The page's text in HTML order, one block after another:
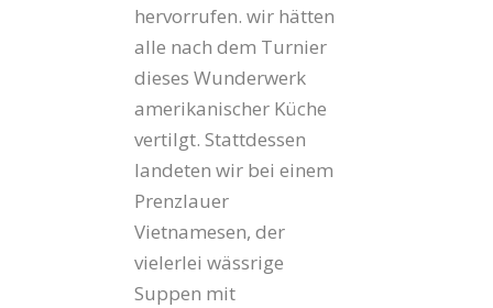
hervorrufen. wir hätten
alle nach dem Turnier
dieses Wunderwerk
amerikanischer Küche
vertilgt. Stattdessen
landeten wir bei einem
Prenzlauer
Vietnamesen, der
vielerlei wässrige
Suppen mit